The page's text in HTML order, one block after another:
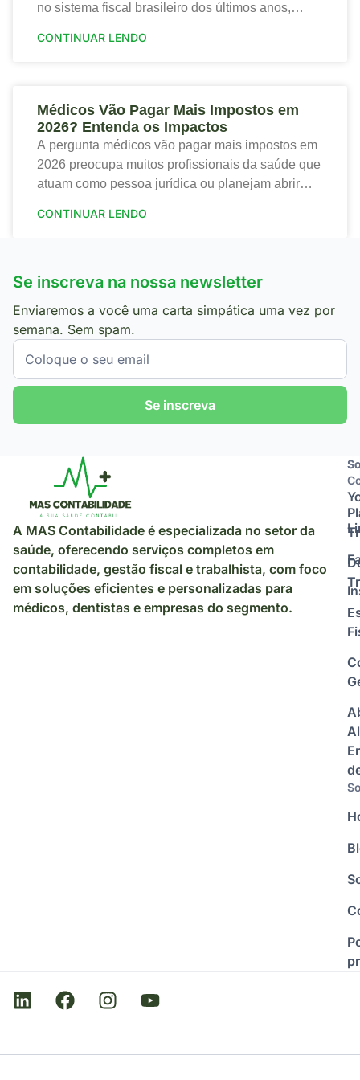
no sistema fiscal brasileiro dos últimos anos,
setor de saúde. Portanto,
CONTINUAR LENDO
Médicos Vão Pagar Mais Impostos em
2026? Entenda os Impactos
A pergunta médicos vão pagar mais impostos em
2026 preocupa muitos profissionais da saúde que
atuam como pessoa jurídica ou planejam abrir
mudanças
CONTINUAR LENDO
Se inscreva na nossa newsletter
Enviaremos a você uma carta simpática uma vez por
semana. Sem spam.
Se inscreva
A MAS Contabilidade é especializada no setor da
saúde, oferecendo serviços completos em
contabilidade, gestão fiscal e trabalhista, com foco
em soluções eficientes e personalizadas para
médicos, dentistas e empresas do segmento.